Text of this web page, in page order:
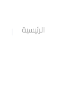
الرئيسية